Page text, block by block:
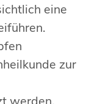
eine
zur